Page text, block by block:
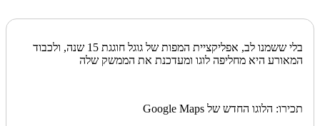
בלי ששמנו לב, אפליקציית המפות של גוגל חוגגת 15 שנה, ולכבוד
המאורע היא מחליפה לוגו ומעדכנת את הממשק שלה
תכירו: הלוגו החדש של Google Maps